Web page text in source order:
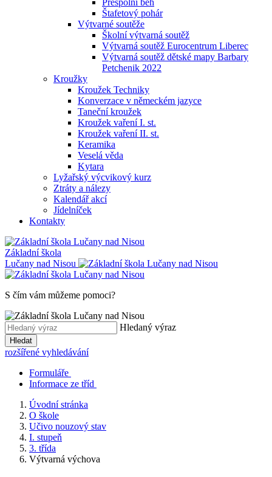
Přespolní běh
Štafetový pohár
Výtvarné soutěže
Školní výtvarná soutěž
Výtvarná soutěž Eurocentrum Liberec
Výtvarná soutěž dětské mapy Barbary
Petchenik 2022
Kroužky
Kroužek Techniky
Konverzace v německém jazyce
Taneční kroužek
Kroužek vaření I. st.
Kroužek vaření II. st.
Keramika
Veselá věda
Kytara
Lyžařský výcvikový kurz
Ztráty a nálezy
Kalendář akcí
Jídelníček
Kontakty
Základní škola
Lučany nad Nisou
S čím vám můžeme pomoci?
Hledaný výraz
Hledat
rozšířené vyhledávání
Formuláře
Informace ze tříd
Úvodní stránka
O škole
Učivo nouzový stav
I. stupeň
3. třída
Výtvarná výchova